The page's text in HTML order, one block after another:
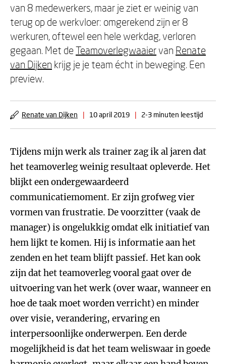
van 8 medewerkers, maar je ziet er weinig van
terug op de werkvloer: omgerekend zijn er 8
werkuren, oftewel een hele werkdag, verloren
gegaan. Met de Teamoverlegwaaiervan Renate
van Dijken krijg je je team écht in beweging. Een
preview.
Renate van Dijken | 10 april 2019 | 2-3 minuten leestijd
Tijdens mijn werk als trainer zag ik al jaren dat
het teamoverleg weinig resultaat opleverde. Het
blijkt een ondergewaardeerd
communicatiemoment. Er zijn grofweg vier
vormen van frustratie. De voorzitter (vaak de
manager) is ongelukkig omdat elk initiatief van
hem lijkt te komen. Hij is informatie aan het
zenden en het team blijft passief. Het kan ook
zijn dat het teamoverleg vooral gaat over de
uitvoering van het werk (over waar, wanneer en
hoe de taak moet worden verricht) en minder
over visie, verandering, ervaring en
interpersoonlijke onderwerpen. Een derde
mogelijkheid is dat het team weliswaar in goede